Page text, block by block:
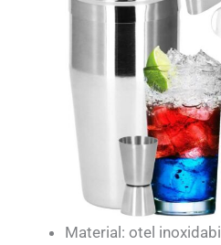
Material: otel inoxidabil